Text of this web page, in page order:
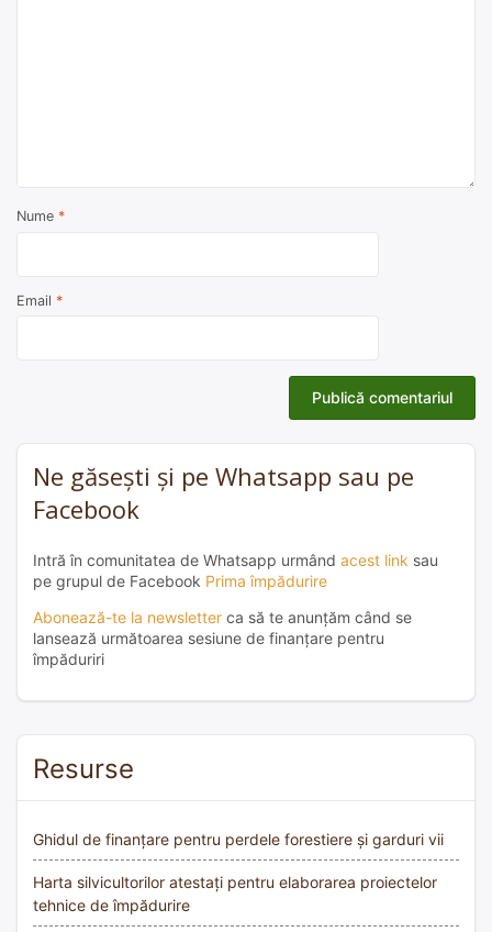
Nume *
Email *
Ne găsești și pe Whatsapp sau pe
Facebook
Intră în comunitatea de Whatsapp urmând acest link sau
pe grupul de Facebook Prima împădurire
Abonează-te la newsletter ca să te anunțăm când se
lansează următoarea sesiune de finanțare pentru
împăduriri
Resurse
Ghidul de finanțare pentru perdele forestiere și garduri vii
Harta silvicultorilor atestați pentru elaborarea proiectelor
tehnice de împădurire